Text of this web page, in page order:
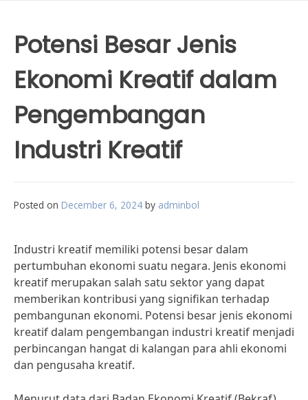
Potensi Besar Jenis
Ekonomi Kreatif dalam
Pengembangan
Industri Kreatif
Posted on December 6, 2024 by adminbol
Industri kreatif memiliki potensi besar dalam
pertumbuhan ekonomi suatu negara. Jenis ekonomi
kreatif merupakan salah satu sektor yang dapat
memberikan kontribusi yang signifikan terhadap
pembangunan ekonomi. Potensi besar jenis ekonomi
kreatif dalam pengembangan industri kreatif menjadi
perbincangan hangat di kalangan para ahli ekonomi
dan pengusaha kreatif.